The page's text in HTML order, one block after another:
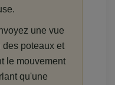
une vue
poteaux et
le mouvement
qu'une